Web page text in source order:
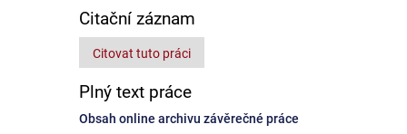
Citační záznam
Citovat tuto práci
Plný text práce
Obsah online archivu závěrečné práce